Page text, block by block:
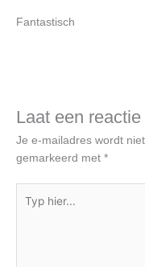
Fantastisch
Laat een
Je e-mailadres wordt
gemarkeerd met *
hier...